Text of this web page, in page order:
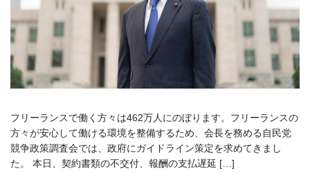
フリーランスで働く方々は462万人にのぼります。フリーランスの
方々が安心して働ける環境を整備するため、会長を務める自民党
競争政策調査会では、政府にガイドライン策定を求めてきまし
た。 本日、契約書類の不交付、報酬の支払遅延 […]